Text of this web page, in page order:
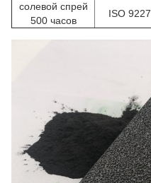
солевой спрей
500 часов
ISO 9227